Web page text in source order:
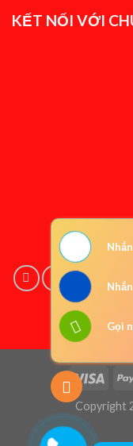
KẾT NỐI VỚI
Copyright
Gọi